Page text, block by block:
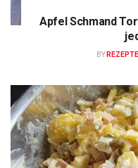
Apfel Schmand
BY